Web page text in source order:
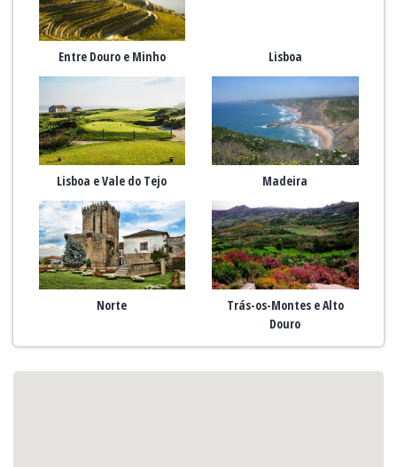
Entre Douro e Minho Lisboa
Lisboa e Vale do Tejo Madeira
Norte
Trás-os-Montes e Alto
Douro